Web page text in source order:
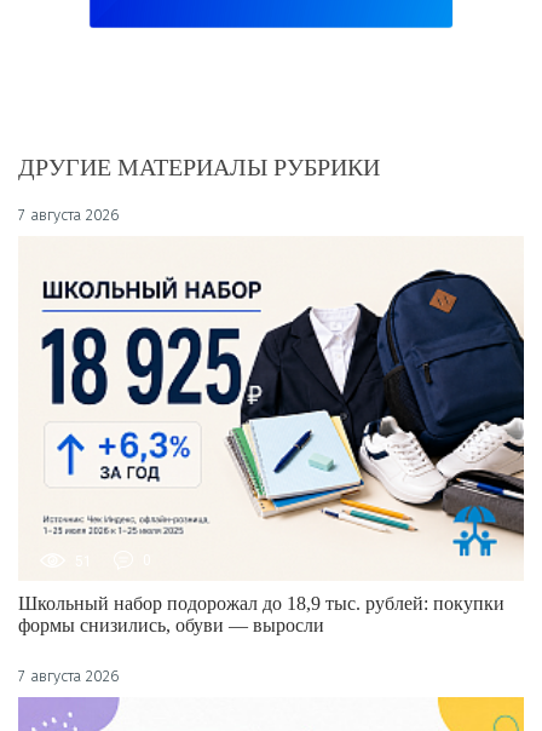
ДРУГИЕ МАТЕРИАЛЫ РУБРИКИ
7 августа 2026
Школьный набор подорожал до 18,9 тыс. рублей: покупки
формы снизились, обуви — выросли
7 августа 2026